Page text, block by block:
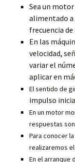
Sea un
alimentado a
frecuencia
En las
velocidad,
variar el
aplicar en
El sentido de
impulso
En un motor
respuestas
Para conocer
realizaremos
En el arranque